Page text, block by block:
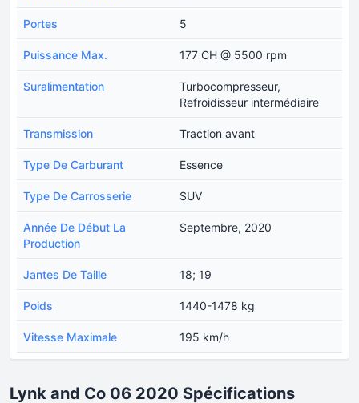
Portes 5
Puissance Max. 177 CH @ 5500 rpm
Suralimentation
Turbocompresseur,
Refroidisseur intermédiaire
Transmission Traction avant
Type De Carburant Essence
Type De Carrosserie SUV
Année De Début La
Production
Septembre, 2020
Jantes De Taille 18; 19
Poids 1440-1478 kg
Vitesse Maximale 195 km/h
Lynk and Co 06 2020 Spécifications